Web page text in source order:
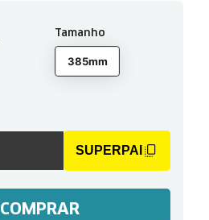
Tamanho
385mm
SUPERPAI
COMPRAR